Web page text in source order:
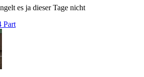
es ja dieser Tage nicht
Part